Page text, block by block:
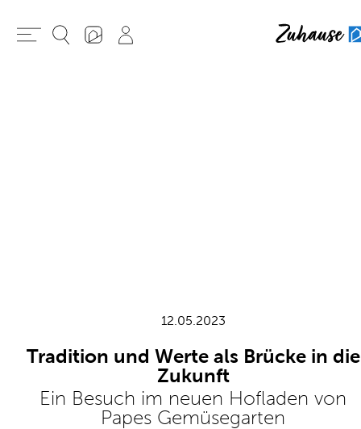
12.05.2023
Tradition und Werte als Brücke in die
Zukunft
Ein Besuch im neuen Hofladen von
Papes Gemüsegarten